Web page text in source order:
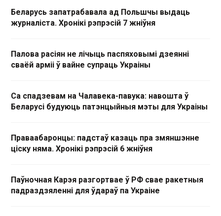
Беларусь запатрабавала ад Польшчы выдаць
журналіста. Хронікі рэпрэсій 7 жніўня
Палова расіян не лічыць паспяховымі дзеянні
сваёй арміі ў вайне супраць Украіны
Са спадзевам на Чалавека-павука: навошта ў
Беларусі будуюць патэнцыйныя мэты для Украіны
Праваабаронцы: падстаў казаць пра змяншэнне
ціску няма. Хронікі рэпрэсій 6 жніўня
Паўночная Карэя разгортвае ў РФ свае ракетныя
падраздзяленні для ўдараў па Украіне